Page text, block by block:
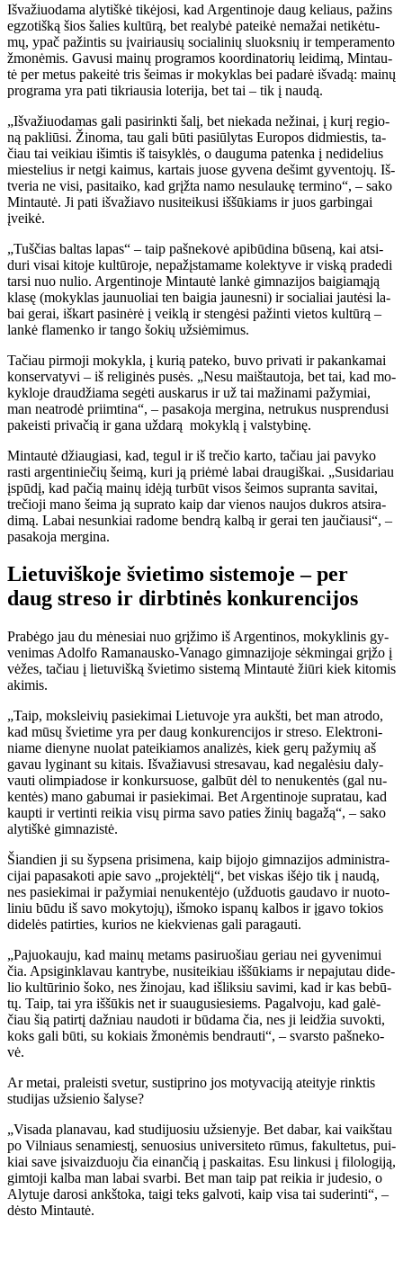
Iš­va­žiuo­da­ma aly­tiš­kė ti­kė­jo­si, kad Ar­gen­ti­no­je daug ke­liaus, pa­žins
eg­zo­tiš­ką šios ša­lies kul­tū­rą, bet re­a­ly­bė pa­tei­kė ne­ma­žai ne­ti­kė­tu­
mų, ypač pa­žin­tis su įvai­riau­sių so­cia­li­nių sluoks­nių ir tem­pe­ra­men­to
žmo­nė­mis. Ga­vu­si mai­nų pro­gra­mos ko­or­di­na­to­rių lei­di­mą, Min­tau­
tė per me­tus pa­kei­tė tris šei­mas ir mo­kyk­las bei pa­da­rė iš­va­dą: mai­nų
pro­gra­ma yra pa­ti tik­riau­sia lo­te­ri­ja, bet tai – tik į nau­dą.
„Iš­va­žiuo­da­mas ga­li pa­si­rink­ti ša­lį, bet nie­ka­da ne­ži­nai, į ku­rį re­gio­
ną pa­kliū­si. Ži­no­ma, tau ga­li bū­ti pa­siū­ly­tas Eu­ro­pos did­mies­tis, ta­
čiau tai vei­kiau iš­im­tis iš tai­syk­lės, o dau­gu­ma pa­ten­ka į ne­di­de­lius
mies­te­lius ir net­gi kai­mus, kar­tais juo­se gy­ve­na de­šimt gy­ven­to­jų. Iš­
tve­ria ne vi­si, pa­si­tai­ko, kad grįž­ta na­mo ne­su­lau­kę ter­mi­no“, – sa­ko
Min­tau­tė. Ji pa­ti iš­va­žia­vo nu­si­tei­ku­si iš­šū­kiams ir juos gar­bin­gai
įvei­kė.
„Tuš­čias bal­tas la­pas“ – taip pa­šne­ko­vė api­bū­di­na bū­se­ną, kai at­si­
du­ri vi­sai ki­to­je kul­tū­ro­je, ne­pa­žįs­ta­ma­me ko­lek­ty­ve ir vis­ką pra­de­di
tar­si nuo nu­lio. Ar­gen­ti­no­je Min­tau­tė lan­kė gim­na­zi­jos bai­gia­mą­ją
kla­sę (mo­kyk­las jau­nuo­liai ten bai­gia jau­nes­ni) ir so­cia­liai jau­tė­si la­
bai ge­rai, iš­kart pa­si­nė­rė į veik­lą ir sten­gė­si pa­žin­ti vie­tos kul­tū­rą –
lan­kė fla­men­ko ir tan­go šo­kių už­si­ė­mi­mus.
Ta­čiau pir­mo­ji mo­kyk­la, į ku­rią pa­te­ko, bu­vo pri­va­ti ir pa­kan­ka­mai
kon­ser­va­ty­vi – iš re­li­gi­nės pu­sės. „Ne­su maiš­tau­to­ja, bet tai, kad mo­
kyk­lo­je drau­džia­ma se­gė­ti aus­ka­rus ir už tai ma­ži­na­mi pa­žy­miai,
man ne­at­ro­dė pri­im­ti­na“, – pa­sa­ko­ja mer­gi­na, ne­tru­kus nu­spren­du­si
pa­keis­ti privačią ir gana uždarą mo­kyk­lą į vals­ty­bi­nę.
Min­tau­tė džiau­gia­si, kad, te­gul ir iš tre­čio kar­to, ta­čiau jai pa­vy­ko
ras­ti ar­gen­ti­nie­čių šei­mą, ku­ri ją pri­ėmė la­bai drau­giš­kai. „Su­si­da­riau
įspū­dį, kad pa­čią mai­nų idė­ją tur­būt vi­sos šei­mos su­pran­ta sa­vi­tai,
tre­čio­ji ma­no šei­ma ją su­pra­to kaip dar vie­nos nau­jos duk­ros at­si­ra­
di­mą. La­bai ne­sun­kiai ra­do­me ben­drą kal­bą ir ge­rai ten jau­čiau­si“, –
pa­sa­ko­ja mer­gi­na.
Lie­tu­viš­ko­je švie­ti­mo sis­te­mo­je – per
daug stre­so ir dirb­ti­nės kon­ku­ren­ci­jos
Pra­bė­go jau du mė­ne­siai nuo grį­ži­mo iš Ar­gen­ti­nos, mo­kyk­li­nis gy­
ve­ni­mas Adol­fo Ra­ma­naus­ko-Va­na­go gim­na­zi­jo­je sėk­min­gai grį­žo į
vė­žes, ta­čiau į lie­tu­viš­ką švie­ti­mo sis­te­mą Min­tau­tė žiū­ri kiek ki­to­mis
aki­mis.
„Taip, moks­lei­vių pa­sie­ki­mai Lie­tu­vo­je yra aukš­ti, bet man at­ro­do,
kad mū­sų švie­ti­me yra per daug kon­ku­ren­ci­jos ir stre­so. Elek­tro­ni­
nia­me die­ny­ne nuo­lat pa­tei­kia­mos ana­li­zės, kiek ge­rų pa­žy­mių aš
ga­vau ly­gi­nant su ki­tais. Iš­va­žia­vu­si stre­sa­vau, kad ne­ga­lė­siu da­ly­
vau­ti olim­pia­do­se ir kon­kur­suo­se, gal­būt dėl to ne­nu­ken­tės (gal nu­
ken­tės) ma­no ga­bu­mai ir pa­sie­ki­mai. Bet Ar­gen­ti­no­je su­pra­tau, kad
kaup­ti ir ver­tin­ti rei­kia vi­sų pir­ma sa­vo pa­ties ži­nių ba­ga­žą“, – sa­ko
aly­tiš­kė gim­na­zis­tė.
Šian­dien ji su šyp­se­na pri­si­me­na, kaip bi­jo­jo gim­na­zi­jos ad­mi­nist­ra­
ci­jai pa­pa­sa­ko­ti apie sa­vo „pro­jek­tė­lį“, bet vis­kas iš­ėjo tik į nau­dą,
nes pa­sie­ki­mai ir pa­žy­miai ne­nu­ken­tė­jo (už­duo­tis gau­da­vo ir nuo­to­
li­niu bū­du iš sa­vo mo­ky­to­jų), iš­mo­ko is­pa­nų kal­bos ir įga­vo to­kios
di­de­lės pa­tir­ties, ku­rios ne kiek­vie­nas ga­li pa­ra­gau­ti.
„Pa­juo­kau­ju, kad mai­nų me­tams pa­si­ruo­šiau ge­riau nei gy­ve­ni­mui
čia. Ap­si­gin­kla­vau kan­try­be, nu­si­tei­kiau iš­šū­kiams ir ne­pa­ju­tau di­de­
lio kul­tū­ri­nio šo­ko, nes ži­no­jau, kad iš­lik­siu sa­vi­mi, kad ir kas be­bū­
tų. Taip, tai yra iš­šū­kis net ir su­au­gu­sie­siems. Pa­gal­vo­ju, kad ga­lė­
čiau šią pa­tir­tį daž­niau nau­do­ti ir bū­da­ma čia, nes ji lei­džia su­vok­ti,
koks ga­li bū­ti, su ko­kiais žmo­nė­mis ben­drau­ti“, – svars­to pa­šne­ko­
vė.
Ar me­tai, pra­leis­ti sve­tur, su­stip­ri­no jos mo­ty­va­ci­ją at­ei­ty­je rink­tis
stu­di­jas už­sie­nio ša­ly­se?
„Vi­sa­da pla­na­vau, kad stu­di­juo­siu už­sie­ny­je. Bet da­bar, kai vaikš­tau
po Vil­niaus se­na­mies­tį, se­nuo­sius uni­ver­si­te­to rū­mus, fa­kul­te­tus, pui­
kiai sa­ve įsi­vaiz­duo­ju čia ei­nan­čią į pa­skai­tas. Esu lin­ku­si į fi­lo­lo­gi­ją,
gim­to­ji kal­ba man la­bai svar­bi. Bet man taip pat rei­kia ir ju­de­sio, o
Aly­tu­je da­ro­si ankš­to­ka, tai­gi teks gal­vo­ti, kaip vi­sa tai su­de­rin­ti“, –
dės­to Min­tau­tė.